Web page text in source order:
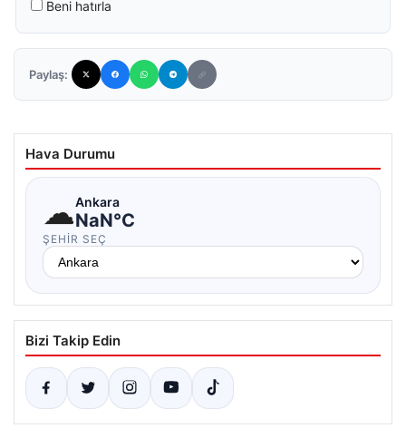
Beni hatırla
Paylaş:
Hava Durumu
☁Ankara
NaN°C
ŞEHIR SEÇ
Bizi Takip Edin